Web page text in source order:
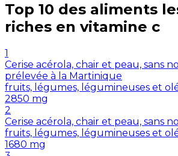
Top 10 des aliments
riches en vitamine c
1
Cerise acérola, chair et peau, sans
prélevée à la Martinique
fruits, légumes, légumineuses et
2850 mg
2
Cerise acérola, chair et peau, sans
fruits, légumes, légumineuses et
1680 mg